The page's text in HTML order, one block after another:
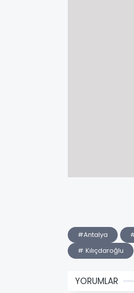
#Antalya
# Kılıçdaroğlu
YORUMLAR